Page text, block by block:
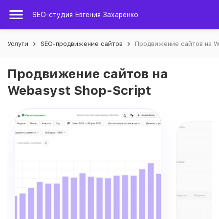
SEO-студия Евгения Захаренко
Услуги SEO-продвижение сайтов Продвижение сайтов на
Продвижение сайтов на
Webasyst Shop-Script